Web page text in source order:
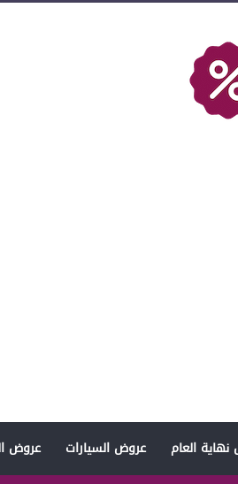
العام عروض السيارات عروض